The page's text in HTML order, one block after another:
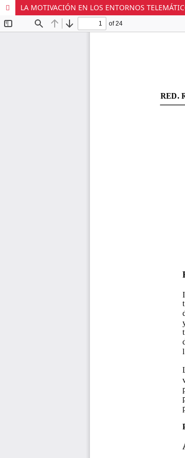
LA MOTIVACIÓN EN LOS ENTORNOS